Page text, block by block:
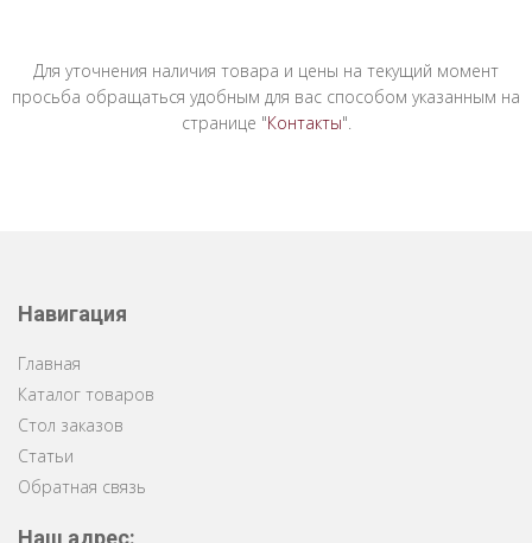
Для уточнения наличия товара и цены на текущий момент
просьба обращаться удобным для вас способом указанным на
странице "Контакты".
Навигация
Главная
Каталог товаров
Стол заказов
Статьи
Обратная связь
Наш адрес: